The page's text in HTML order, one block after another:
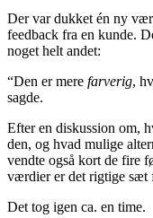
Der var dukket én ny
feedback fra en kunde.
noget helt andet:
“Den er mere farverig,
sagde.
Efter en diskussion om,
den, og hvad mulige
vendte også kort de fire
værdier er det rigtige sæt
Det tog igen ca. en time.